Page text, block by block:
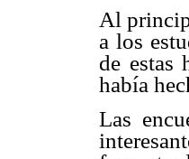
Al
a los
de estas
había
Las